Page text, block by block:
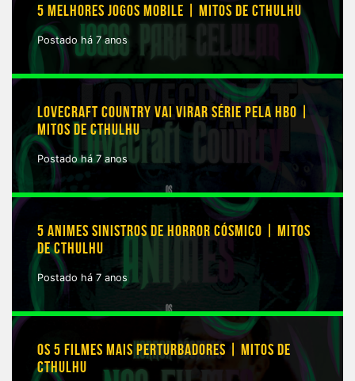
5 MELHORES JOGOS MOBILE | MITOS DE CTHULHU
Postado há 7 anos
LOVECRAFT COUNTRY VAI VIRAR SÉRIE PELA HBO |
MITOS DE CTHULHU
Postado há 7 anos
5 ANIMES SINISTROS DE HORROR CÓSMICO | MITOS
DE CTHULHU
Postado há 7 anos
OS 5 FILMES MAIS PERTURBADORES | MITOS DE
CTHULHU